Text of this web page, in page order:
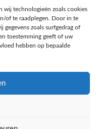
wij technologieën zoals cookies
of te raadplegen. Door in te
gegevens zoals surfgedrag of
toestemming geeft of uw
hebben op bepaalde
Albert Heijn, verrijk je
keto-dieet, en deel jouw
online gemeenschap!